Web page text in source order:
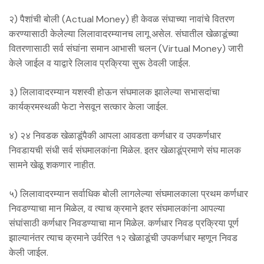
२) पैशांची बोली (Actual Money) ही केवळ संघाच्या नावांचे वितरण
करण्यासाठी केलेल्या लिलावादरम्यानच लागू असेल. संघातील खेळाडूंच्या
वितरणासाठी सर्व संघांना समान आभासी चलन (Virtual Money) जारी
केले जाईल व याद्वारे लिलाव प्रक्रिया सुरू ठेवली जाईल.
३) लिलावादरम्यान यशस्वी होऊन संघमालक झालेल्या सभासदांचा
कार्यक्रमस्थळी फेटा नेसवून सत्कार केला जाईल.
४) २४ निवडक खेळाडूंपैकी आपला आवडता कर्णधार व उपकर्णधार
निवडायची संधी सर्व संघमालकांना मिळेल. इतर खेळाडूंप्रमाणे संघ मालक
सामने खेळू शकणार नाहीत.
५) लिलावादरम्यान सर्वाधिक बोली लागलेल्या संघमालकाला प्रथम कर्णधार
निवडण्याचा मान मिळेल, व त्याच क्रमाने इतर संघमालकांना आपल्या
संघांसाठी कर्णधार निवडण्याचा मान मिळेल. कर्णधार निवड प्रक्रिया पूर्ण
झाल्यानंतर त्याच क्रमाने उर्वरित १२ खेळाडूंची उपकर्णधार म्हणून निवड
केली जाईल.